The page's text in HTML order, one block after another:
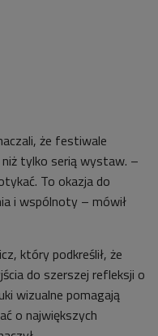
że festiwale
tylko serią wystaw. –
To okazja do
i wspólnoty – mówił
który podkreślił, że
do szerszej refleksji o
wizualne pomagają
o największych